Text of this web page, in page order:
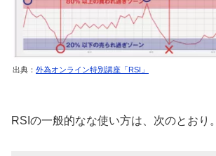
出典： 外為オンライン特別講座「RSI」
RSIの一般的なな使い方は、次のとおり。